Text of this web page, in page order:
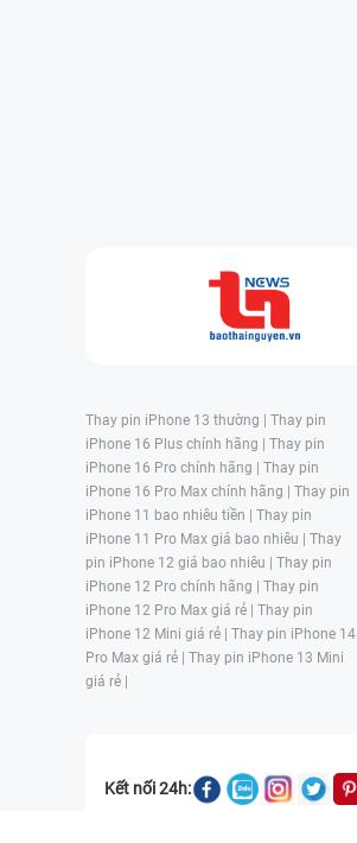
Thay pin iPhone 13 thường | Thay pin
iPhone 16 Plus chính hãng | Thay pin
iPhone 16 Pro chính hãng | Thay pin
iPhone 16 Pro Max chính hãng | Thay pin
iPhone 11 bao nhiêu tiền | Thay pin
iPhone 11 Pro Max giá bao nhiêu | Thay
pin iPhone 12 giá bao nhiêu | Thay pin
iPhone 12 Pro chính hãng | Thay pin
iPhone 12 Pro Max giá rẻ | Thay pin
iPhone 12 Mini giá rẻ | Thay pin iPhone 14
Pro Max giá rẻ | Thay pin iPhone 13 Mini
giá rẻ |
Kết nối 24h: